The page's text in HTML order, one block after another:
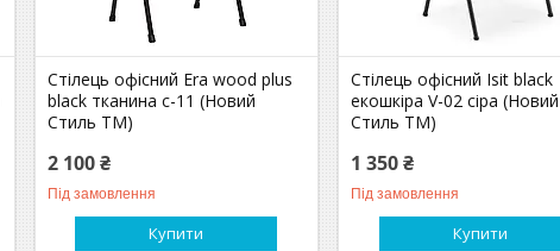
Стілець офісний Era wood plus
black тканина c-11 (Новий
Стиль ТМ)
2 100 ₴
Під замовлення
Купити
Стілець офісний Isit black
екошкіра V-02 сіра (Новий
Стиль ТМ)
1 350 ₴
Під замовлення
Купити